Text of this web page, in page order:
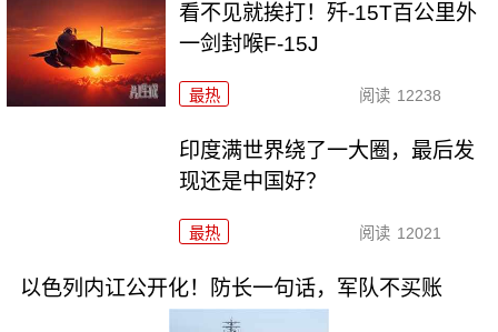
看不见就挨打！歼-15T百公里外
一剑封喉F-15J
最热 阅读 12238
印度满世界绕了一大圈，最后发
现还是中国好？
最热 阅读 12021
以色列内讧公开化！防长一句话，军队不买账